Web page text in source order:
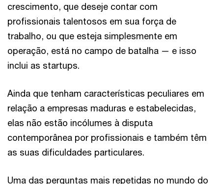
crescimento, que deseje contar com
profissionais talentosos em sua força de
trabalho, ou que esteja simplesmente em
operação, está no campo de batalha — e isso
inclui as startups.
Ainda que tenham características peculiares em
relação a empresas maduras e estabelecidas,
elas não estão incólumes à disputa
contemporânea por profissionais e também têm
as suas dificuldades particulares.
Uma das perguntas mais repetidas no mundo do